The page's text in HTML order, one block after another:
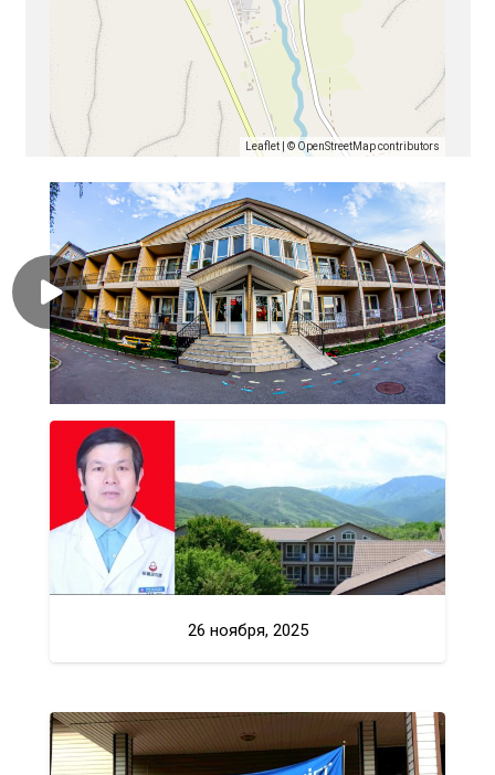
Leaflet | © OpenStreetMapcontributors
26 ноября, 2025